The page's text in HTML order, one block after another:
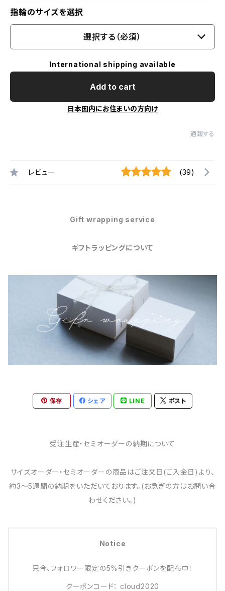
指輪のサイズを選択
選択する（必須）
International shipping available
Add to cart
日本国内にお住まいの方向け
通報する
レビュー (39)
Gift wrapping service
ギフトラッピングについて
保存 シェア LINE ポスト
受注生産・セミオーダーの納期について
サイズオーダー・セミオーダーの商品はご注文日(ご入金日)より、
約3～5週間の納期をいただいております。(お急ぎの方はお問い合
わせください。)
Notice
只今、フォロワー限定の5%引きクーポンを配布中！
クーポンコード： cloud2020